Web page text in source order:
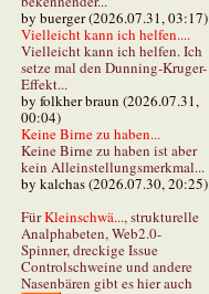
by buerger (2026.07.31, 03:17)
Vielleicht kann ich helfen....
Vielleicht kann ich helfen. Ich
setze mal den Dunning-Kruger-
Effekt...
by folkher braun (2026.07.31,
00:04)
Keine Birne zu haben...
Keine Birne zu haben ist aber
kein Alleinstellungsmerkmal...
by kalchas (2026.07.30, 20:25)
FürKleinschwä..., strukturelle
Analphabeten, Web2.0-
Spinner, dreckige Issue
Controlschweine und andere
Nasenbären gibt es hier auch